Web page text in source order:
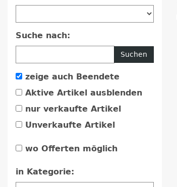
Suche nach:
Suchen
zeige auch Beendete
Aktive Artikel ausblenden
nur verkaufte Artikel
Unverkaufte Artikel
wo Offerten möglich
in Kategorie: